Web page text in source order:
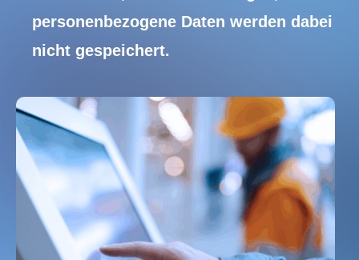
personenbezogene Daten werden dabei
nicht gespeichert.